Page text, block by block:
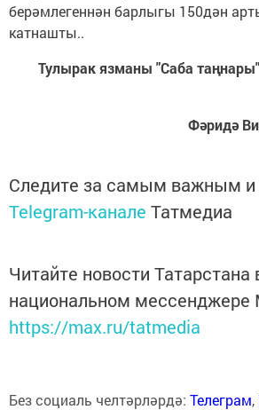
берәм­легеннән барлыгы 150дән
катнашты..
Тулырак язманы "Саба
Фәридә
Следите за самым важным
Telegram-канале Татмедиа
Читайте новости Татарстана
национальном мессенджере
https://max.ru/tatmedia
Без социаль челтәрләрдә: Телеграм,